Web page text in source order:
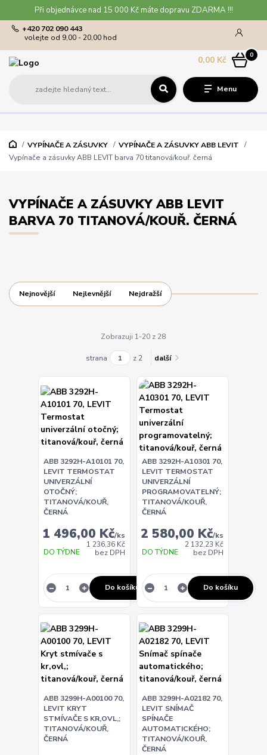
Při objednávce nad 15 000 Kč máte dopravu ZDARMA !!!
Menu
+420 702 090 443
volejte od 9,00 - 20,00 hod
0
0,00 Kč
VYPÍNAČE A ZÁSUVKY
VYPÍNAČE A ZÁSUVKY ABB LEVIT
Vypínače a zásuvky ABB LEVIT barva 70 titanová/kouř. černá
VYPÍNAČE A ZÁSUVKY ABB LEVIT
BARVA 70 TITANOVÁ/KOUŘ. ČERNÁ
Nejnovější Nejlevnější Nejdražší
Zobrazuji 1-20 z 28
strana z 2 další
ABB 3292H-A10101 70,
LEVIT TERMOSTAT
UNIVERZÁLNÍ
OTOČNÝ;
TITANOVÁ/KOUŘ,
ČERNÁ
1 496,00 Kč/ks
1 236,36 Kč
bez DPH
DO TÝDNE
Do košíku
ABB 3292H-A10301 70,
LEVIT TERMOSTAT
UNIVERZÁLNÍ
PROGRAMOVATELNÝ;
TITANOVÁ/KOUŘ,
ČERNÁ
2 580,00 Kč/ks
2 132,23 Kč
bez DPH
DO TÝDNE
Do košíku
ABB 3299H-A00100 70,
LEVIT KRYT
STMÍVAČE S KR,OVL,;
TITANOVÁ/KOUŘ,
ČERNÁ
ABB 3299H-A02182 70,
LEVIT SNÍMAČ
SPÍNAČE
AUTOMATICKÉHO;
TITANOVÁ/KOUŘ,
ČERNÁ